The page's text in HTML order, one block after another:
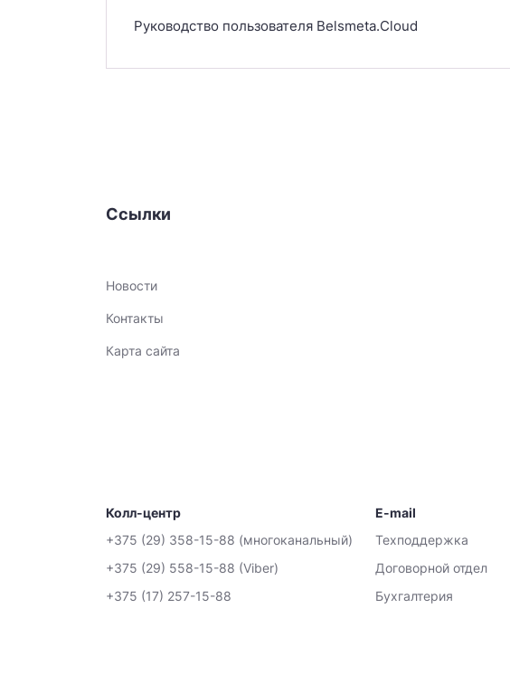
Руководство пользователя Belsmeta.Cloud
Ссылки
Новости
Контакты
Карта сайта
Колл-центр
+375 (29) 358-15-88 (многоканальный)
+375 (29) 558-15-88 (Viber)
+375 (17) 257-15-88
E-mail
Техподдержка
Договорной отдел
Бухгалтерия